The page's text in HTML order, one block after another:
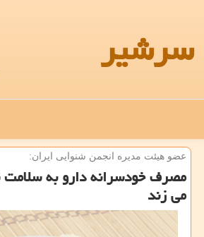
سرشیر
عضو هیئت مدیره انجمن شنوایی ایران:
مصرف خودسرانه دارو به
می زند